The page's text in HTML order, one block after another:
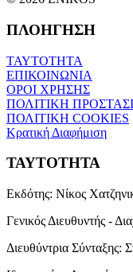
ΠΛΟΗΓΗΣΗ
ΤΑΥΤΟΤΗΤΑ
ΕΠΙΚΟΙΝΩΝΙΑ
ΟΡΟΙ ΧΡΗΣΗΣ
ΠΟΛΙΤΙΚΗ
ΠΟΛΙΤΙΚΗ COOKIES
Κρατική Διαφήμιση
ΤΑΥΤΟΤΗΤΑ
Εκδότης: Νίκος
Γενικός Διευθυντής -
Διευθύντρια Σύνταξης: